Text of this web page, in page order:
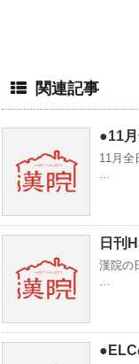
関連記事
●11
11月全
…
日刊
漢院の
…
●ELC